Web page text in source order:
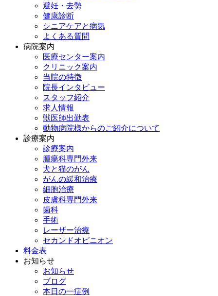
避妊・去勢
健康診断
シニアケアと病気
よくある質問
病院案内
医療センター案内
クリニック案内
当院の特徴
院長インタビュー
スタッフ紹介
求人情報
獣医師出勤表
動物病院様からのご紹介について
診療案内
診療案内
腫瘍科専門外来
犬と猫のがん
がんの緩和治療
細胞治療
皮膚科専門外来
歯科
手術
レーザー治療
セカンドオピニオン
料金表
お知らせ
お知らせ
ブログ
本日の一症例